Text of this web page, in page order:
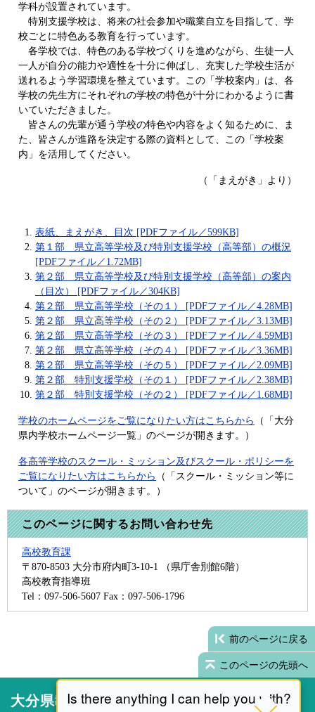
学科が設置されています。
特別支援学校は、将来の社会参加や職業自立を目指して、学
校ごとに特色ある教育を行っています。
各学校では、特色のある学校づくりを進めながら、生徒一人
一人が自分の能力や適性を十分に伸ばし、充実した学校生活が
送れるよう学習環境を整えています。この「学校案内」は、各
学校の先生方にそれぞれの学校の特色が十分にわかるように書
いていただきました。
皆さんの先輩が通う学校の特色や内容をよく知るために、ま
た、皆さんが進路を決定する際の資料として、この「学校案
内」を活用してください。
（「まえがき」より）
表紙、まえがき、目次 [PDFファイル／599KB]
第１部 県立高等学校及び特別支援学校（高等部）の概況
[PDFファイル／1.72MB]
第２部 県立高等学校及び特別支援学校（高等部）の案内
（目次） [PDFファイル／304KB]
第２部 県立高等学校（その１） [PDFファイル／4.28MB]
第２部 県立高等学校（その２） [PDFファイル／3.13MB]
第２部 県立高等学校（その３） [PDFファイル／4.59MB]
第２部 県立高等学校（その４） [PDFファイル／3.36MB]
第２部 県立高等学校（その５） [PDFファイル／2.09MB]
第２部 特別支援学校（その１） [PDFファイル／2.38MB]
第２部 特別支援学校（その２） [PDFファイル／1.68MB]
学校のホームページをご覧になりたい方はこちらから
（「大分
県内学校ホームページ一覧」のページが開きます。）
各高等学校のスクール・ミッション及びスクール・ポリシーを
ご覧になりたい方はこちらから
（「スクール・ミッション等に
ついて」のページが開きます。）
このページに関するお問い合わせ先
高校教育課
〒870-8503 大分市府内町3-10-1 （県庁舎別館6階）
高校教育指導班
Tel：097-506-5607 Fax：097-506-1796
前のページに戻る
このページの先頭へ
大分県教育委員会